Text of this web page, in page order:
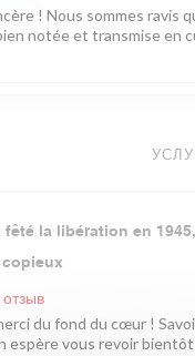
! Nous sommes ravis
notée et transmise en
la libération en
отзыв
du fond du cœur !
vous revoir bientôt